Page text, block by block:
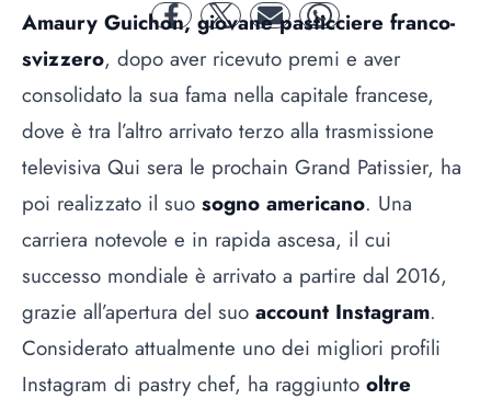
facebooktwitter mail whatsapp
Amaury Guichon, giovane pasticciere franco-
svizzero, dopo aver ricevuto premi e aver
consolidato la sua fama nella capitale francese,
dove è tra l’altro arrivato terzo alla trasmissione
televisiva Qui sera le prochain Grand Patissier, ha
poi realizzato il suo sogno americano. Una
carriera notevole e in rapida ascesa, il cui
successo mondiale è arrivato a partire dal 2016,
grazie all’apertura del suo account Instagram.
Considerato attualmente uno dei migliori profili
Instagram di pastry chef, ha raggiunto oltre